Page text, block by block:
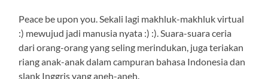
Peace be upon you. Sekali lagi makhluk-makhluk virtual
:) mewujud jadi manusia nyata :) :). Suara-suara ceria
dari orang-orang yang seling merindukan, juga teriakan
riang anak-anak dalam campuran bahasa Indonesia dan
slank Inggris yang aneh-aneh.